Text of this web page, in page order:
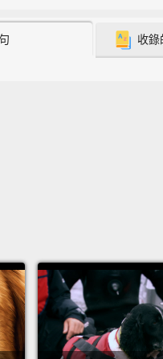
of the most beloved
among the most popular
to be a guy you
pooch, and he's got a
or if you prefer his given
收錄